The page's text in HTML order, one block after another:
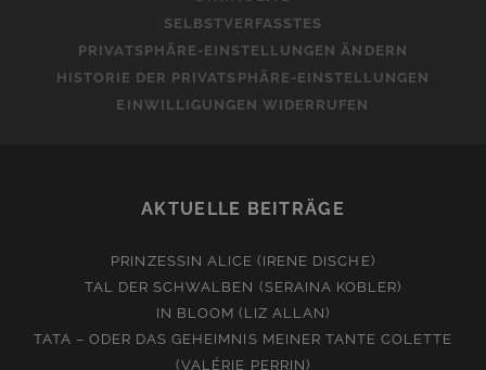
SELBSTVERFASSTES
PRIVATSPHÄRE-EINSTELLUNGEN ÄNDERN
HISTORIE DER PRIVATSPHÄRE-EINSTELLUNGEN
EINWILLIGUNGEN WIDERRUFEN
AKTUELLE BEITRÄGE
PRINZESSIN ALICE (IRENE DISCHE)
TAL DER SCHWALBEN (SERAINA KOBLER)
IN BLOOM (LIZ ALLAN)
TATA – ODER DAS GEHEIMNIS MEINER TANTE COLETTE
(VALÉRIE PERRIN)